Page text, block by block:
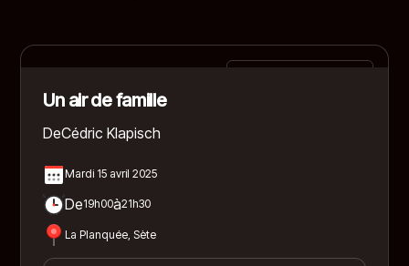
Un air de famille
DeCédric Klapisch
Mardi 15 avril 2025
De19h00à21h30
La Planquée, Sète